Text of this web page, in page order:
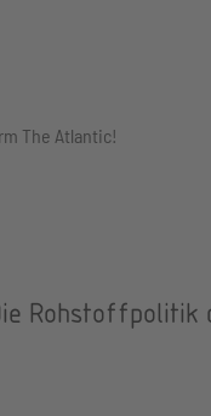
The Atlantic!
Rohstoffpolitik